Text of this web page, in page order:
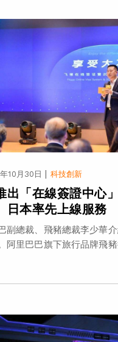
10月30日 | 科技創新
出「在線簽證中心
日本率先上線服務
副總裁、飛豬總裁李少華介
阿里巴巴旗下旅行品牌飛